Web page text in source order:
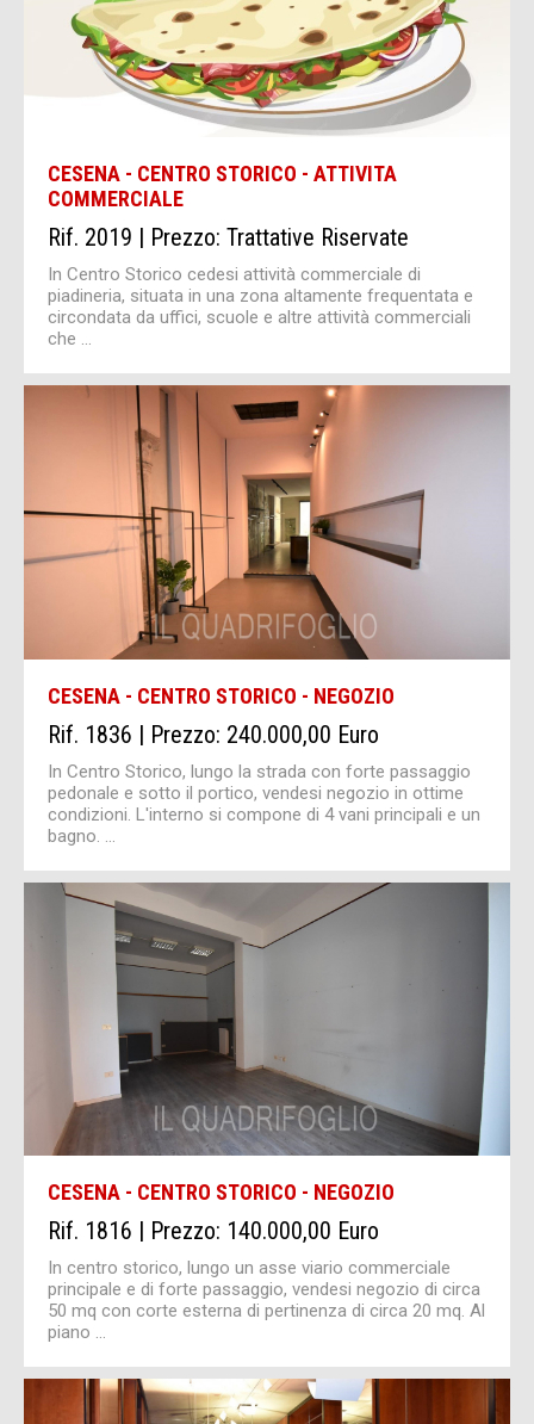
CESENA - CENTRO STORICO - ATTIVITA
COMMERCIALE
Rif. 2019 | Prezzo: Trattative Riservate
In Centro Storico cedesi attività commerciale di
piadineria, situata in una zona altamente frequentata e
circondata da uffici, scuole e altre attività commerciali
che ...
CESENA - CENTRO STORICO - NEGOZIO
Rif. 1836 | Prezzo: 240.000,00 Euro
In Centro Storico, lungo la strada con forte passaggio
pedonale e sotto il portico, vendesi negozio in ottime
condizioni. L'interno si compone di 4 vani principali e un
bagno. ...
CESENA - CENTRO STORICO - NEGOZIO
Rif. 1816 | Prezzo: 140.000,00 Euro
In centro storico, lungo un asse viario commerciale
principale e di forte passaggio, vendesi negozio di circa
50 mq con corte esterna di pertinenza di circa 20 mq. Al
piano ...